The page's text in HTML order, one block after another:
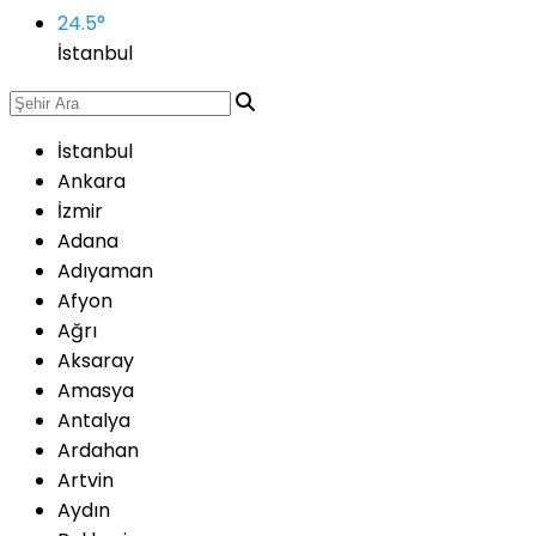
24.5°
İstanbul
İstanbul
Ankara
İzmir
Adana
Adıyaman
Afyon
Ağrı
Aksaray
Amasya
Antalya
Ardahan
Artvin
Aydın